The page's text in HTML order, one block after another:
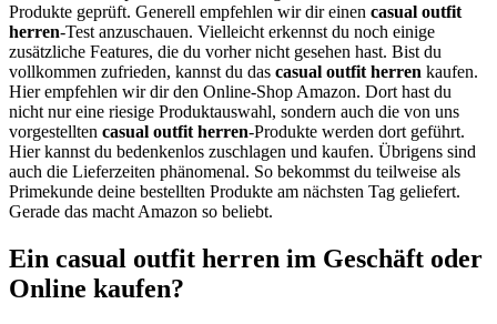
Produkte geprüft. Generell empfehlen wir dir einen casual outfit
herren-Test anzuschauen. Vielleicht erkennst du noch einige
zusätzliche Features, die du vorher nicht gesehen hast. Bist du
vollkommen zufrieden, kannst du das casual outfit herren kaufen.
Hier empfehlen wir dir den Online-Shop Amazon. Dort hast du
nicht nur eine riesige Produktauswahl, sondern auch die von uns
vorgestellten casual outfit herren-Produkte werden dort geführt.
Hier kannst du bedenkenlos zuschlagen und kaufen. Übrigens sind
auch die Lieferzeiten phänomenal. So bekommst du teilweise als
Primekunde deine bestellten Produkte am nächsten Tag geliefert.
Gerade das macht Amazon so beliebt.
Ein casual outfit herren im Geschäft oder
Online kaufen?